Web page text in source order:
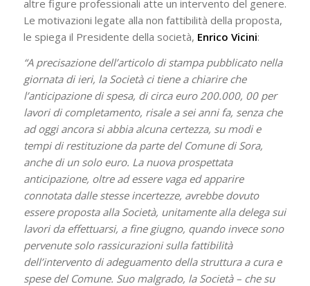
altre figure professionali atte un intervento del genere.
Le motivazioni legate alla non fattibilità della proposta,
le spiega il Presidente della società, Enrico Vicini:
“A precisazione dell’articolo di stampa pubblicato nella
giornata di ieri, la Società ci tiene a chiarire che
l’anticipazione di spesa, di circa euro 200.000, 00 per
lavori di completamento, risale a sei anni fa, senza che
ad oggi ancora si abbia alcuna certezza, su modi e
tempi di restituzione da parte del Comune di Sora,
anche di un solo euro. La nuova prospettata
anticipazione, oltre ad essere vaga ed apparire
connotata dalle stesse incertezze, avrebbe dovuto
essere proposta alla Società, unitamente alla delega sui
lavori da effettuarsi, a fine giugno, quando invece sono
pervenute solo rassicurazioni sulla fattibilità
dell’intervento di adeguamento della struttura a cura e
spese del Comune. Suo malgrado, la Società – che su